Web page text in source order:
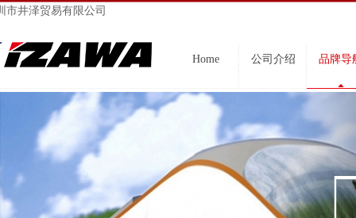
市井泽贸易有限公司
Home 公司介绍 品牌导